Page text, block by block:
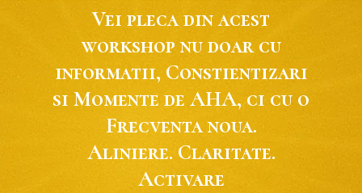
Vei pleca din acest
workshop nu doar cu
informatii, Constientizari
si Momente de AHA, ci cu o
Frecventa noua.
Aliniere. Claritate.
Activare